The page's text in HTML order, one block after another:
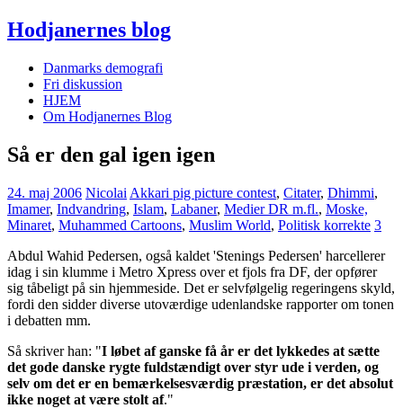
Hodjanernes blog
Danmarks demografi
Fri diskussion
HJEM
Om Hodjanernes Blog
Så er den gal igen igen
24. maj 2006 Nicolai Akkari pig picture contest, Citater, Dhimmi,
Imamer, Indvandring, Islam, Labaner, Medier DR m.fl., Moske,
Minaret, Muhammed Cartoons, Muslim World, Politisk korrekte 3
Abdul Wahid Pedersen, også kaldet 'Stenings Pedersen' harcellerer
idag i sin klumme i Metro Xpress over et fjols fra DF, der opfører
sig tåbeligt på sin hjemmeside. Det er selvfølgelig regeringens skyld,
fordi den sidder diverse utoværdige udenlandske rapporter om tonen
i debatten mm.
Så skriver han: "I løbet af ganske få år er det lykkedes at sætte
det gode danske rygte fuldstændigt over styr ude i verden, og
selv om det er en bemærkelsesværdig præstation, er det absolut
ikke noget at være stolt af."